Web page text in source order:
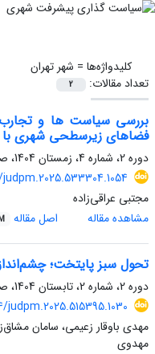
کلیدواژه‌ها = شهر تهران
تعداد مقالات:
2
بررسی سیاست ‏ها و تجارب
فضاهای زیرسطحی شهری با
دوره 2، شماره 4، زمستان 1404، صفحه
judpm.2025.533304.1054
مجتبی عراقی‌زاده
مشاهده مقاله
اصل مقاله
تحول سبز پایتخت؛
دوره 2، شماره 2، تابستان 1404، صفحه
judpm.2025.515395.1030
مهدی باوقار زعیمی، سامان
مهدوی